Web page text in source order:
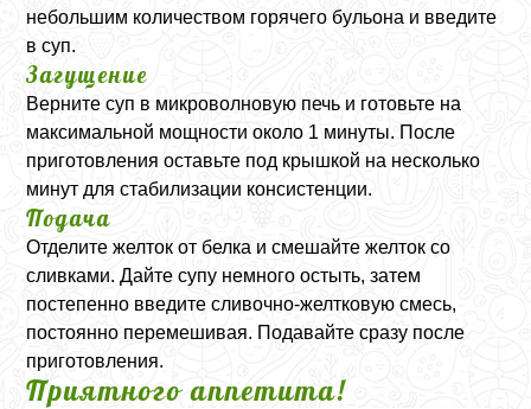
небольшим количеством горячего бульона и введите
в суп.
Загущение
Верните суп в микроволновую печь и готовьте на
максимальной мощности около 1 минуты. После
приготовления оставьте под крышкой на несколько
минут для стабилизации консистенции.
Подача
Отделите желток от белка и смешайте желток со
сливками. Дайте супу немного остыть, затем
постепенно введите сливочно-желтковую смесь,
постоянно перемешивая. Подавайте сразу после
приготовления.
Приятного аппетита!